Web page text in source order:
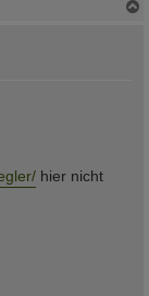
hier nicht